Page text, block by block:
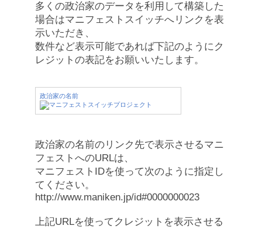
多くの政治家のデータを利用して構築した
場合はマニフェストスイッチへリンクを表
示いただき、
数件など表示可能であれば下記のようにク
レジットの表記をお願いいたします。
政治家の名前
政治家の名前のリンク先で表示させるマニ
フェストへのURLは、
マニフェストIDを使って次のように指定し
てください。
http://www.maniken.jp/id#0000000023
上記URLを使ってクレジットを表示させる